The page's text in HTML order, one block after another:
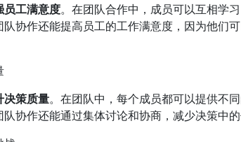
员工满意度。在团队合作中，成员可以互相学
协作还能提高员工的工作满意度，因为他们
决策质量。在团队中，每个成员都可以提供不
协作还能通过集体讨论和协商，减少决策中的